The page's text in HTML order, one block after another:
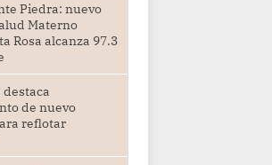
Piedra: nuevo
Materno
Rosa alcanza 97.3
de nuevo
reflotar